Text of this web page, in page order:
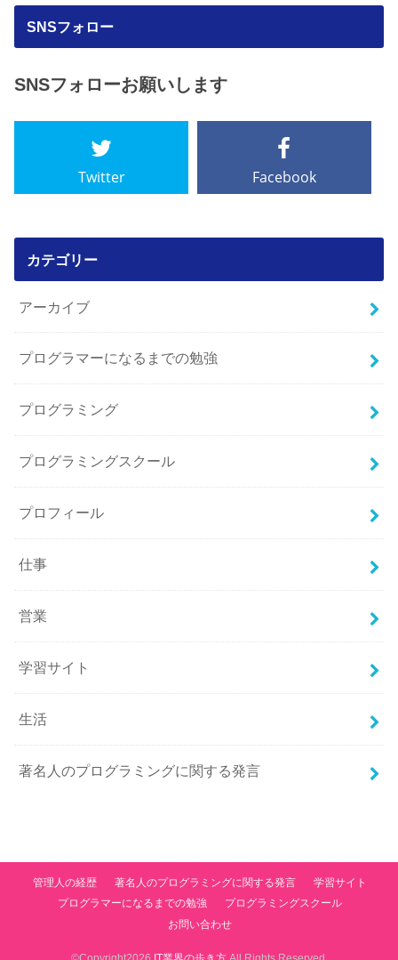
SNSフォロー
SNSフォローお願いします
Twitter Facebook
カテゴリー
アーカイブ
プログラマーになるまでの勉強
プログラミング
プログラミングスクール
プロフィール
仕事
営業
学習サイト
生活
著名人のプログラミングに関する発言
管理人の経歴 著名人のプログラミングに関する発言
学習サイト
プログラマーになるまでの勉強
プログラミングスクール
お問い合わせ